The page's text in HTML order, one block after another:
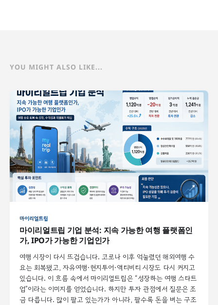
YOU MIGHT ALSO LIKE...
마이리얼트립
마이리얼트립 기업 분석: 지속 가능한 여행 플랫폼인
가, IPO가 가능한 기업인가
여행 시장이 다시 뜨겁습니다. 코로나 이후 억눌렸던 해외여행 수
요는 회복됐고, 자유여행·현지투어·액티비티 시장도 다시 커지고
있습니다. 이 흐름 속에서 마이리얼트립은 “성장하는 여행 스타트
업”이라는 이미지를 얻었습니다. 하지만 투자 관점에서 질문은 조
금 다릅니다. 많이 팔고 있는가가 아니라, 팔수록 돈을 버는 구조